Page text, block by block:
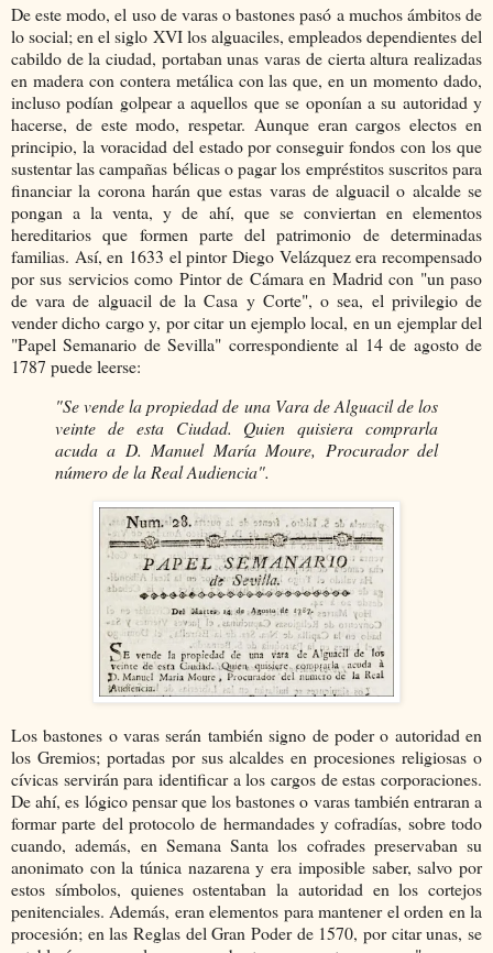
De este modo, el uso de varas o bastones pasó a muchos ámbitos de
lo social; en el siglo XVI los alguaciles, empleados dependientes del
cabildo de la ciudad, portaban unas varas de cierta altura realizadas
en madera con contera metálica con las que, en un momento dado,
incluso podían golpear a aquellos que se oponían a su autoridad y
hacerse, de este modo, respetar. Aunque eran cargos electos en
principio, la voracidad del estado por conseguir fondos con los que
sustentar las campañas bélicas o pagar los empréstitos suscritos para
financiar la corona harán que estas varas de alguacil o alcalde se
pongan a la venta, y de ahí, que se conviertan en elementos
hereditarios que formen parte del patrimonio de determinadas
familias. Así, en 1633 el pintor Diego Velázquez era recompensado
por sus servicios como Pintor de Cámara en Madrid con "un paso
de vara de alguacil de la Casa y Corte", o sea, el privilegio de
vender dicho cargo y, por citar un ejemplo local, en un ejemplar del
"Papel Semanario de Sevilla" correspondiente al 14 de agosto de
1787 puede leerse:
"Se vende la propiedad de una Vara de Alguacil de los
veinte de esta Ciudad. Quien quisiera comprarla
acuda a D. Manuel María Moure, Procurador del
número de la Real Audiencia".
Los bastones o varas serán también signo de poder o autoridad en
los Gremios; portadas por sus alcaldes en procesiones religiosas o
cívicas servirán para identificar a los cargos de estas corporaciones.
De ahí, es lógico pensar que los bastones o varas también entraran a
formar parte del protocolo de hermandades y cofradías, sobre todo
cuando, además, en Semana Santa los cofrades preservaban su
anonimato con la túnica nazarena y era imposible saber, salvo por
estos símbolos, quienes ostentaban la autoridad en los cortejos
penitenciales. Además, eran elementos para mantener el orden en la
procesión; en las Reglas del Gran Poder de 1570, por citar unas, se